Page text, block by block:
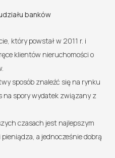
banków
który powstał w 2011 r. i
klientów nieruchomości o
sposób znaleźć się na rynku
na spory wydatek związany z
czasach jest najlepszym
a jednocześnie dobrą